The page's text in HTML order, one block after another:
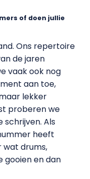
of doen jullie
Ons repertoire
de jaren
vaak ook nog
aan toe,
lekker
proberen we
Als
heeft
wat drums,
gooien en dan